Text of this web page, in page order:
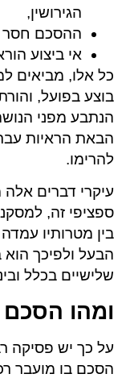
הגירושין,
ההסכם חסר
אי ביצוע
כל אלו, מביאים
בוצע בפועל,
הנתבע מפני
הבאת הראיות
להרימו.
עיקרי דברים
ספציפי זה,
בין מטרותיו
הבעל ולפיכך
שלישיים בכלל
ומהו הסכם
על כך יש פסיקה
הסכם בו מועבר